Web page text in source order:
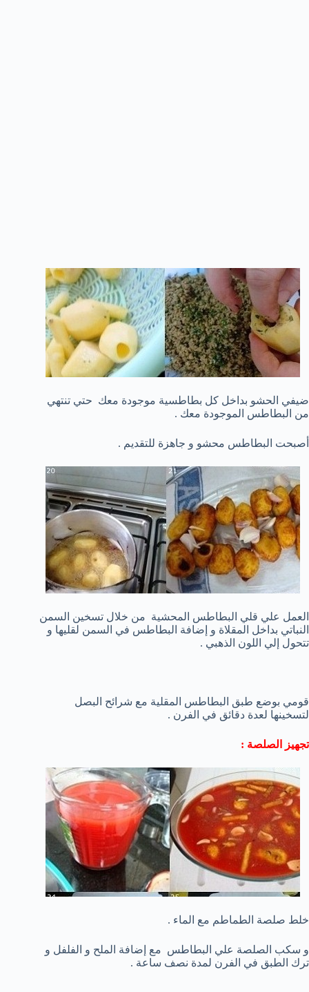
ضيفي الحشو بداخل كل بطاطسية موجودة معك حتي تنتهي
من البطاطس الموجودة معك .
أصبحت البطاطس محشو و جاهزة للتقديم .
العمل علي قلي البطاطس المحشية من خلال تسخين السمن
النباتي بداخل المقلاة و إضافة البطاطس في السمن لقليها و
تتحول إلي اللون الذهبي .
قومي بوضع طبق البطاطس المقلية مع شرائح البصل
لتسخينها لعدة دقائق في الفرن .
تجهيز الصلصة :
خلط صلصة الطماطم مع الماء .
و سكب الصلصة علي البطاطس مع إضافة الملح و الفلفل و
ترك الطبق في الفرن لمدة نصف ساعة .